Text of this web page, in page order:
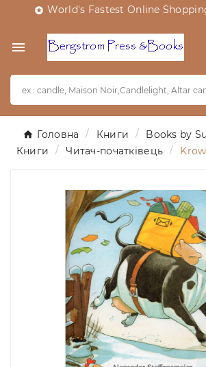
 World's Fastest Online

Головна Книги Books by
Книги
Читач-початківець